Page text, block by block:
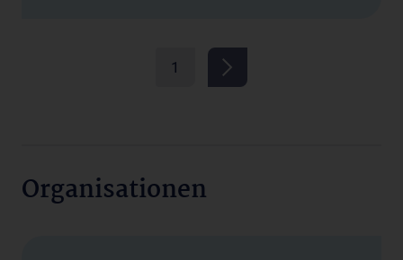
1
Organisationen